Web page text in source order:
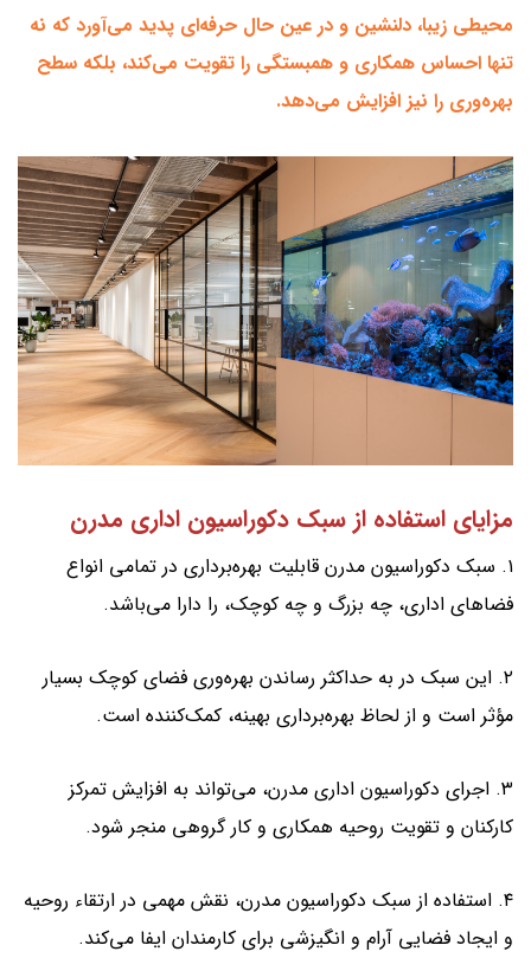
محیطی زیبا، دلنشین و در عین حال حرفه‌ای پدید می‌آورد که نه
تنها احساس همکاری و همبستگی را تقویت می‌کند، بلکه سطح
بهره‌وری را نیز افزایش می‌دهد.
مزایای استفاده از سبک دکوراسیون اداری مدرن
۱. سبک دکوراسیون مدرن قابلیت بهره‌برداری در تمامی انواع
فضاهای اداری، چه بزرگ و چه کوچک، را دارا می‌باشد.
۲. این سبک در به حداکثر رساندن بهره‌وری فضای کوچک بسیار
مؤثر است و از لحاظ بهره‌برداری بهینه، کمک‌کننده است.
۳. اجرای دکوراسیون اداری مدرن، می‌تواند به افزایش تمرکز
کارکنان و تقویت روحیه همکاری و کار گروهی منجر شود.
۴. استفاده از سبک دکوراسیون مدرن، نقش مهمی در ارتقاء روحیه
و ایجاد فضایی آرام و انگیزشی برای کارمندان ایفا می‌کند.